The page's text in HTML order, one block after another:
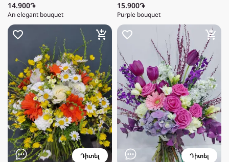
14.900֏
An elegant bouquet
15.900֏
Purple bouquet
Դիտել Դիտել